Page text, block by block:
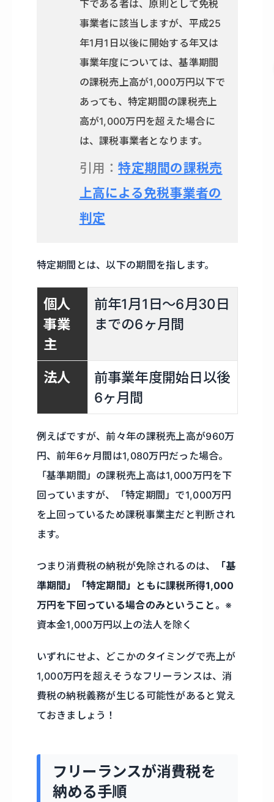
下である者は、原則として免税
事業者に該当しますが、平成25
年1月1日以後に開始する年又は
事業年度については、基準期間
の課税売上高が1,000万円以下で
あっても、特定期間の課税売上
高が1,000万円を超えた場合に
は、課税事業者となります。
引用：特定期間の課税売
上高による免税事業者の
判定
特定期間とは、以下の期間を指します。
個人
事業
主
前年1月1日〜6月30日
までの6ヶ月間
法人
前事業年度開始日以後
6ヶ月間
例えばですが、前々年の課税売上高が960万
円、前年6ヶ月間は1,080万円だった場合。
「基準期間」の課税売上高は1,000万円を下
回っていますが、「特定期間」で1,000万円
を上回っているため課税事業主だと判断され
ます。
つまり消費税の納税が免除されるのは、
「基
準期間」「特定期間」ともに課税所得1,000
万円を下回っている場合のみということ。 ※
資本金1,000万円以上の法人を除く
いずれにせよ、どこかのタイミングで売上が
1,000万円を超えそうなフリーランスは、消
費税の納税義務が生じる可能性があると覚え
ておきましょう！
フリーランスが消費税を
納める手順